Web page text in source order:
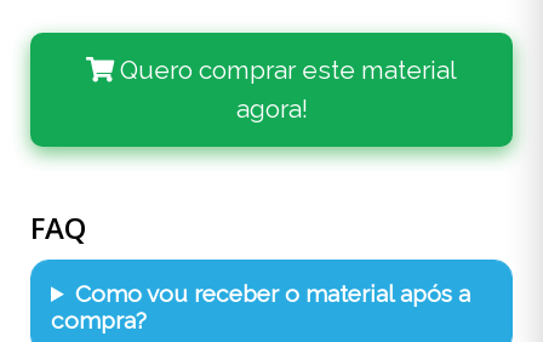
Quero comprar este material
agora!
FAQ
Como vou receber o material após a
compra?